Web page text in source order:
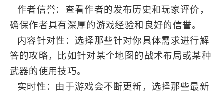
作者信誉：查看作者的发布历史和玩家评价，
确保作者具有深厚的游戏经验和良好的信誉。
内容针对性：选择那些针对你具体需求进行解
答的攻略，比如针对某个地图的战术布局或某种
武器的使用技巧。
实时性：由于游戏会不断更新，选择那些最新